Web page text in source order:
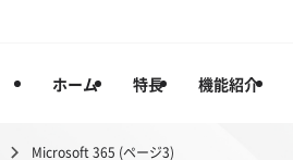
ホーム 特長 機能紹介
Microsoft 365 (ページ3)